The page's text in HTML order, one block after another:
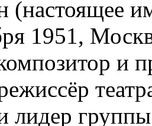
(настоящее
1951,
и
лидер